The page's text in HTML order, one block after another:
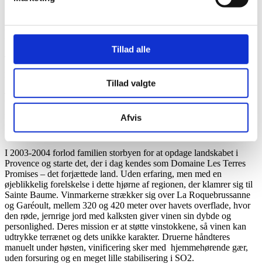
Tillad alle
Tillad valgte
Afvis
Domaine Les Terres Promises
Naturvin
Område:
La Roquebrussanne, Provence, Frankrig
15 hektar
I 2003-2004 forlod familien storbyen for at opdage landskabet i
Provence og starte det, der i dag kendes som Domaine Les Terres
Promises – det forjættede land. Uden erfaring, men med en
øjeblikkelig forelskelse i dette hjørne af regionen, der klamrer sig til
Sainte Baume. Vinmarkerne strækker sig over La Roquebrussanne
og Garéoult, mellem 320 og 420 meter over havets overflade, hvor
den røde, jernrige jord med kalksten giver vinen sin dybde og
personlighed. Deres mission er at støtte vinstokkene, så vinen kan
udtrykke terrænet og dets unikke karakter. Druerne håndteres
manuelt under høsten, vinificering sker med hjemmehørende gær,
uden forsuring og en meget lille stabilisering i SO2.